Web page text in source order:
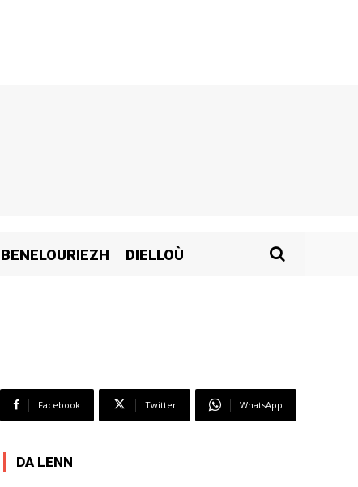
BENELOURIEZH DIELLOÙ
Facebook Twitter WhatsApp
DA LENN